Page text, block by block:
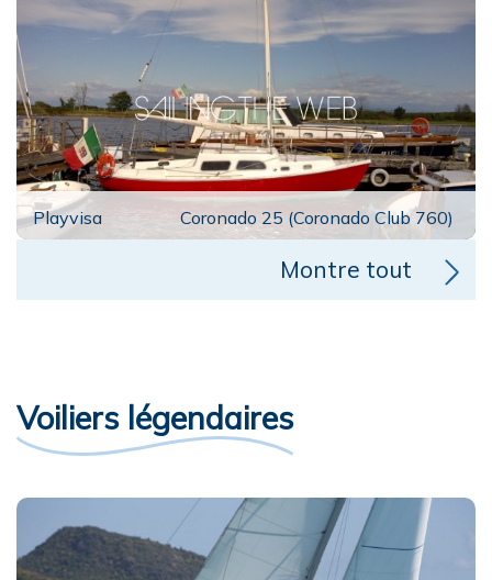
Playvisa Coronado 25 (Coronado Club 760)
Montre tout
Voiliers légendaires